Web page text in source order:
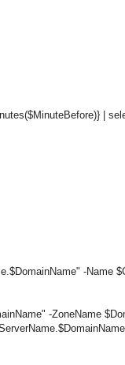
|
-Name
-ZoneName